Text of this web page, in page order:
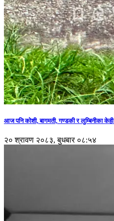
आज पनि कोशी, बागमती, गण्डकी र लुम्बिनीका केही
२० श्रावण २०८३, बुधबार ०८:५४